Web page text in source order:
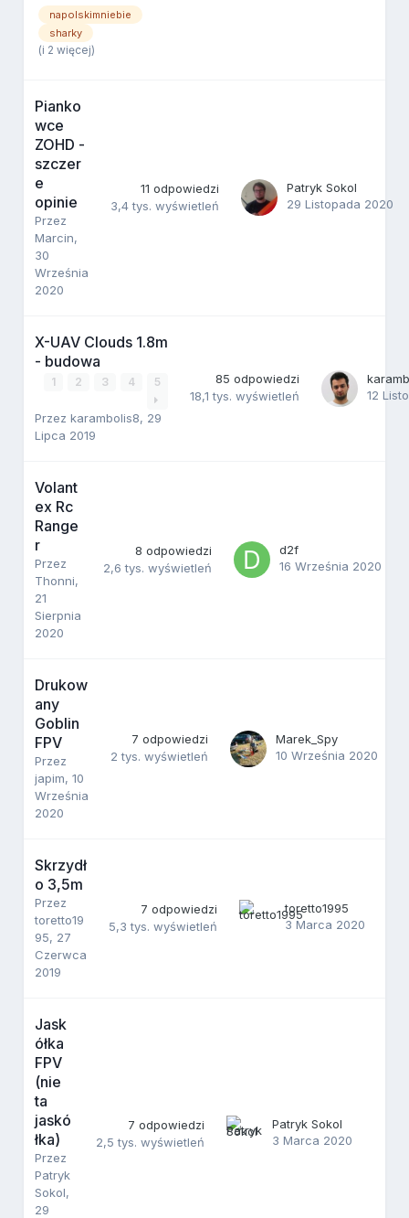
napolskimniebie
sharky
(i 2 więcej)
Pianko
wce
ZOHD -
szczer
e
opinie
Przez
Marcin,
30
Września
2020
11 odpowiedzi
3,4 tys. wyświetleń
Patryk Sokol
29 Listopada 2020
X-UAV Clouds 1.8m
- budowa
1 2 3 4 5
Przezkarambolis8, 29
Lipca 2019
85 odpowiedzi
18,1 tys. wyświetleń
12
Volant
ex Rc
Range
r
Przez
Thonni,
21
Sierpnia
2020
8 odpowiedzi
2,6 tys. wyświetleń
d2f
16 Września 2020
Drukow
any
Goblin
FPV
Przez
japim,10
Września
2020
7 odpowiedzi
2 tys. wyświetleń
Marek_Spy
10 Września 2020
Skrzydł
o 3,5m
Przez
toretto19
95, 27
Czerwca
2019
7 odpowiedzi
5,3 tys. wyświetleń
toretto1995
3 Marca 2020
Jask
ółka
FPV
(nie
ta
jaskó
łka)
Przez
Patryk
Sokol,
29
7 odpowiedzi
2,5 tys. wyświetleń
Patryk Sokol
3 Marca 2020